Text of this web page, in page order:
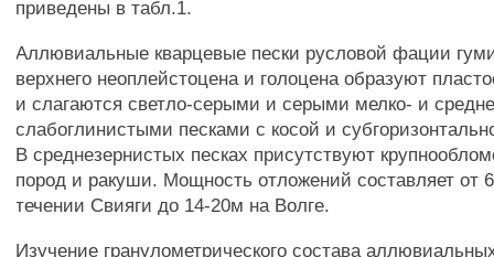
приведены в табл.1.
Аллювиальные кварцевые пески русловой фации
верхнего неоплейстоцена и голоцена образуют
и слагаются светло-серыми и серыми мелко- и
слабоглинистыми песками с косой и
В среднезернистых песках присутствуют
пород и ракуши. Мощность отложений составляет от
течении Свияги до 14-20м на Волге.
Изучение гранулометрического состава